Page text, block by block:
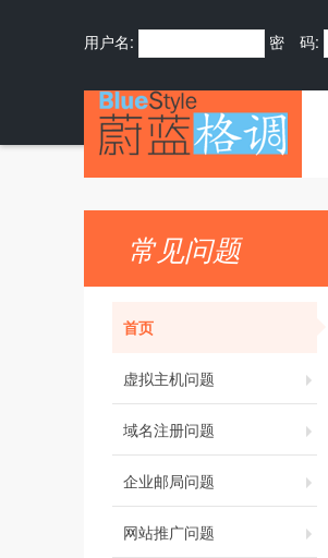
用户名: 密 码:
常见问题
首页
虚拟主机问题
域名注册问题
企业邮局问题
网站推广问题